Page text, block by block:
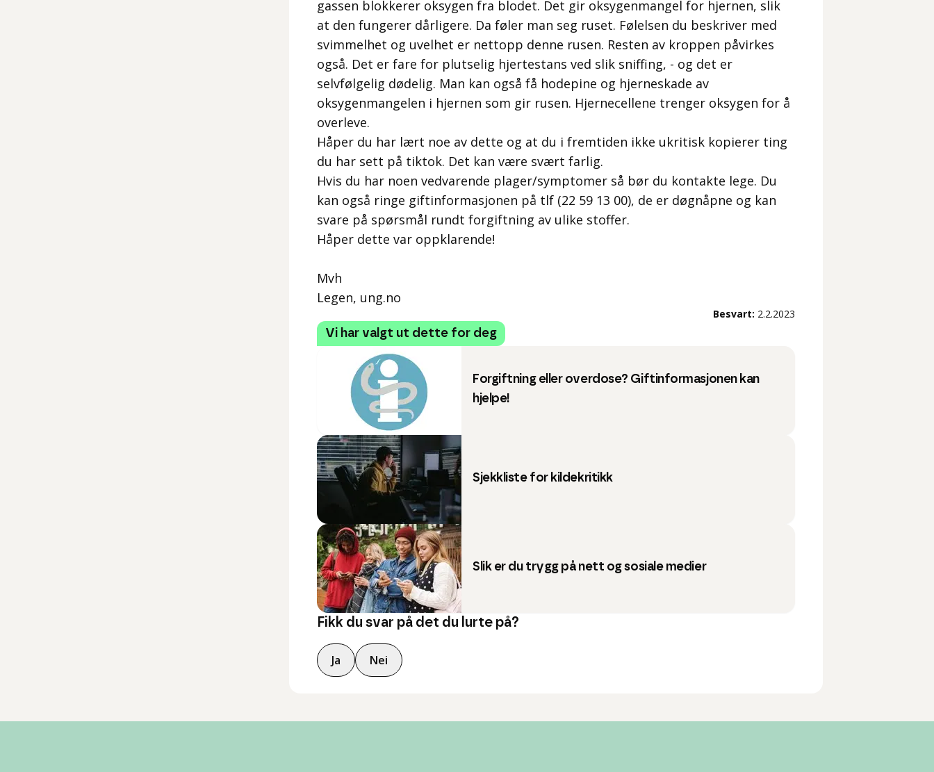
gassen blokkerer oksygen fra blodet. Det gir oksygenmangel for hjernen, slik
at den fungerer dårligere. Da føler man seg ruset. Følelsen du beskriver med
svimmelhet og uvelhet er nettopp denne rusen. Resten av kroppen påvirkes
også. Det er fare for plutselig hjertestans ved slik sniffing, - og det er
selvfølgelig dødelig. Man kan også få hodepine og hjerneskade av
oksygenmangelen i hjernen som gir rusen. Hjernecellene trenger oksygen for å
overleve.
Håper du har lært noe av dette og at du i fremtiden ikke ukritisk kopierer ting
du har sett på tiktok. Det kan være svært farlig.
Hvis du har noen vedvarende plager/symptomer så bør du kontakte lege. Du
kan også ringe giftinformasjonen på tlf (22 59 13 00), de er døgnåpne og kan
svare på spørsmål rundt forgiftning av ulike stoffer.
Håper dette var oppklarende!
Mvh
Legen, ung.no
Besvart: 2.2.2023
Vi har valgt ut dette for deg
Forgiftning eller overdose? Giftinformasjonen kan
hjelpe!
Sjekkliste for kildekritikk
Slik er du trygg på nett og sosiale medier
Fikk du svar på det du lurte på?
Ja Nei